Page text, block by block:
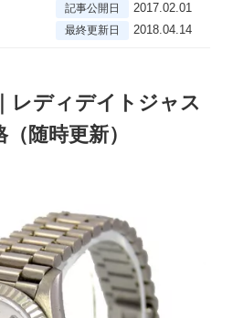
記事公開日 2017.02.01
最終更新日 2018.04.14
レディデイトジャス
随時更新）